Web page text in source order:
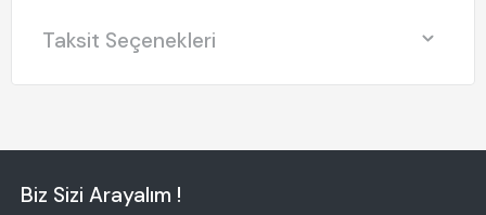
Taksit Seçenekleri
Biz Sizi Arayalım !